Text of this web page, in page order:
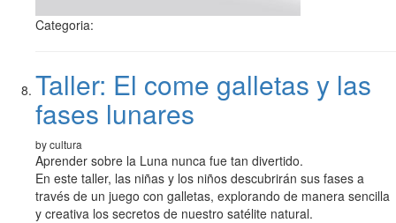
Categoria:
Taller: El come galletas y las
fases lunares
by cultura
Aprender sobre la Luna nunca fue tan divertido.
En este taller, las niñas y los niños descubrirán sus fases a
través de un juego con galletas, explorando de manera sencilla
y creativa los secretos de nuestro satélite natural.